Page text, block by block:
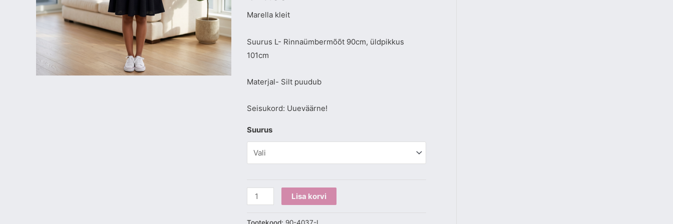
Marella kleit
Suurus L- Rinnaümbermõõt 90cm, üldpikkus
101cm
Materjal- Silt puudub
Seisukord: Uueväärne!
Suurus
Lisa korvi
Tootekood: 90-4037-L